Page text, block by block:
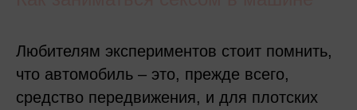
Любителям экспериментов стоит помнить,
что автомобиль – это, прежде всего,
средство передвижения, и для плотских